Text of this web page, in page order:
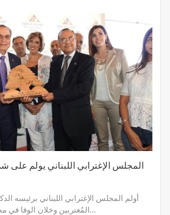
المجلس الإغترابي اللبناني يولم على
أولم المجلس الإغترابي اللبناني برئيسه
المُغتربين وخلان الوفا في مطعم الكاشف – تبنين، حيث…